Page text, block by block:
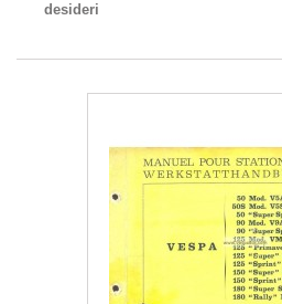
desideri